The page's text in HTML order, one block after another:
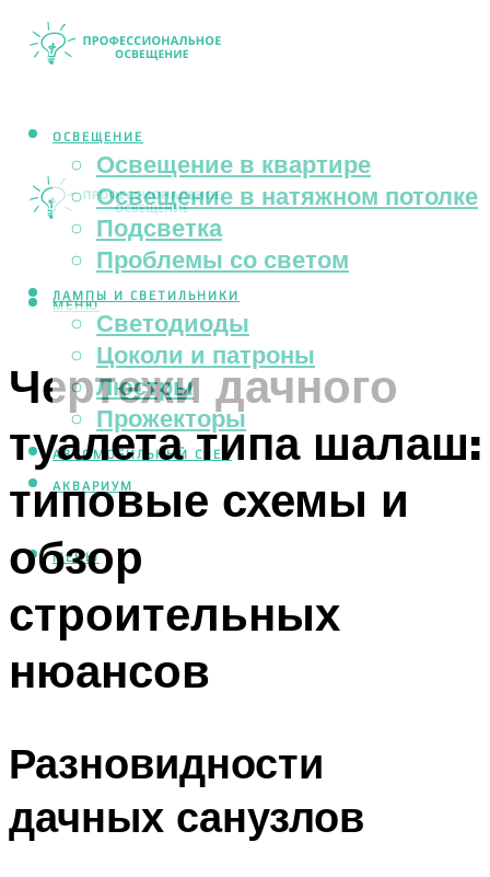
ОСВЕЩЕНИЕ
Освещение в квартире
Освещение в натяжном потолке
Подсветка
Проблемы со светом
ЛАМПЫ И СВЕТИЛЬНИКИ
Светодиоды
Цоколи и патроны
Люстры
Прожекторы
АВТОМОБИЛЬНЫЙ СВЕТ
АКВАРИУМ
МЕНЮ
МЕНЮ
Чертежи дачного
туалета типа шалаш:
типовые схемы и
обзор
строительных
нюансов
Разновидности
дачных санузлов